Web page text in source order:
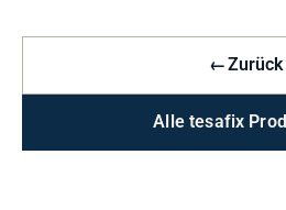
←Zurück
Alle tesafix